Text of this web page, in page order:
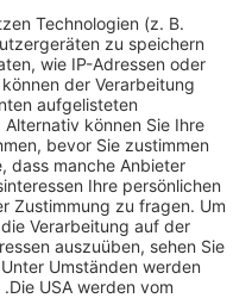
Sind Sie am Ende
der
Höchstbietende,
werden Sie per E-
Mail informiert
und erhalten nach